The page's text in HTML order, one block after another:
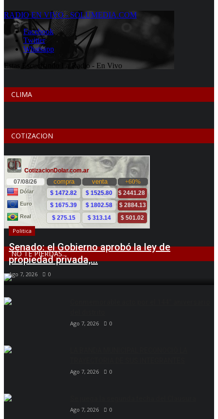
CLIMA
COTIZACION
NO TE PIERDAS...
Politica
Senado: el Gobierno aprobó la ley de
propiedad privada,...
Ago 7, 2026 0
Ago 7, 2026 0
Ago 7, 2026 0
Ago 7, 2026 0